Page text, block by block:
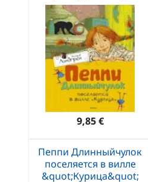
9,85 €
Пеппи Длинныйчулок
поселяется в вилле
&quot;Курица&quot;